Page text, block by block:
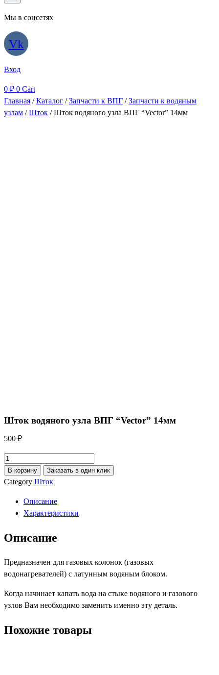
Мы в соцсетях
Vk
Вход
0 ₽ 0 Cart
Главная /Каталог /Запчасти к ВПГ /Запчасти к водяным
узлам /Шток / Шток водяного узла ВПГ “Vector” 14мм
Шток водяного узла ВПГ “Vector” 14мм
500 ₽
Количество
товара
Шток
узла
ВПГ
14мм
В корзину Заказать в один клик
Category Шток
Описание
Характеристики
Описание
Предназначен для газовых колонок (газовых
водонагревателей) с латунным водяным блоком.
Когда начинает капать вода на стыке водяного и газового
узлов Вам необходимо заменить именно эту деталь.
Похожие товары